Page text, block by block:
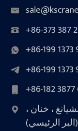
+86-373 387
+86-199 1373
+86-199 1373
+86-182 3877
، خنان ،
الرئيسي)